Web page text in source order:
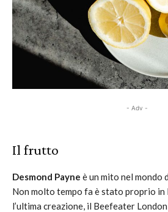
- Adv -
Il frutto
Desmond Payne è un mito nel mondo
Non molto tempo fa è stato proprio
l’ultima creazione, il Beefeater